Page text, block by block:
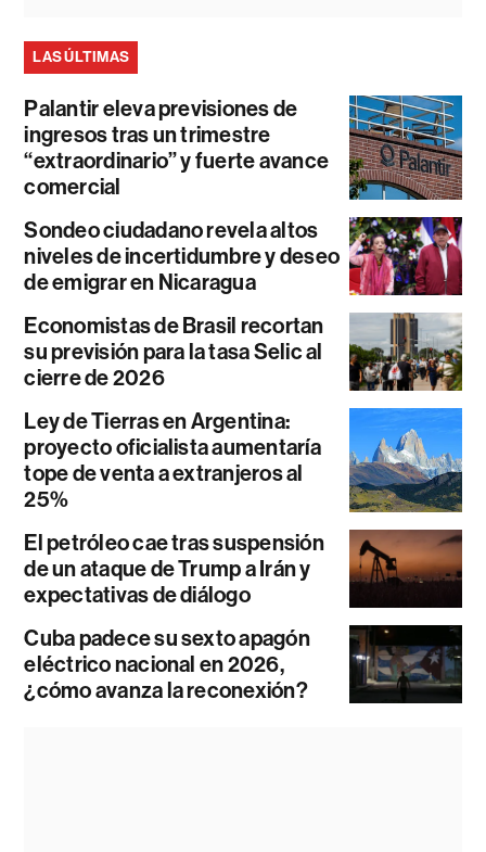
LAS ÚLTIMAS
Palantir eleva previsiones de
ingresos tras un trimestre
“extraordinario” y fuerte avance
comercial
Sondeo ciudadano revela altos
niveles de incertidumbre y deseo
de emigrar en Nicaragua
Economistas de Brasil recortan
su previsión para la tasa Selic al
cierre de 2026
Ley de Tierras en Argentina:
proyecto oficialista aumentaría
tope de venta a extranjeros al
25%
El petróleo cae tras suspensión
de un ataque de Trump a Irán y
expectativas de diálogo
Cuba padece su sexto apagón
eléctrico nacional en 2026,
¿cómo avanza la reconexión?